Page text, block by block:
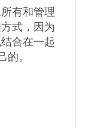
有和管理
式，因为
合在一起
的。